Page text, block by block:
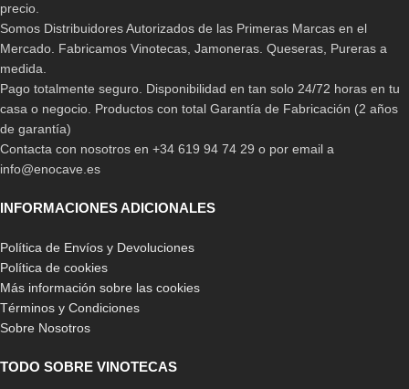
precio.
Somos Distribuidores Autorizados de las Primeras Marcas en el
Mercado. Fabricamos Vinotecas, Jamoneras. Queseras, Pureras a
medida.
Pago totalmente seguro. Disponibilidad en tan solo 24/72 horas en tu
casa o negocio. Productos con total Garantía de Fabricación (2 años
de garantía)
Contacta con nosotros en +34 619 94 74 29 o por email a
info@enocave.es
INFORMACIONES ADICIONALES
Política de Envíos y Devoluciones
Política de cookies
Más información sobre las cookies
Términos y Condiciones
Sobre Nosotros
TODO SOBRE VINOTECAS